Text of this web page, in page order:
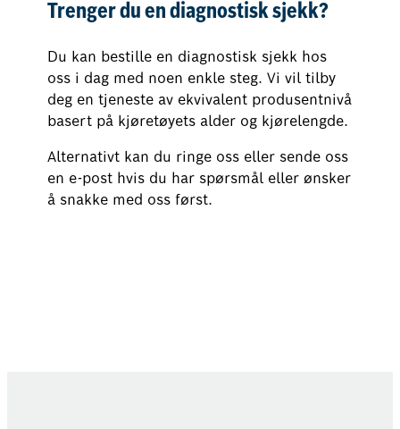
Trenger du en diagnostisk sjekk?
Du kan bestille en diagnostisk sjekk hos
oss i dag med noen enkle steg. Vi vil tilby
deg en tjeneste av ekvivalent produsentnivå
basert på kjøretøyets alder og kjørelengde.
Alternativt kan du ringe oss eller sende oss
en e-post hvis du har spørsmål eller ønsker
å snakke med oss først.